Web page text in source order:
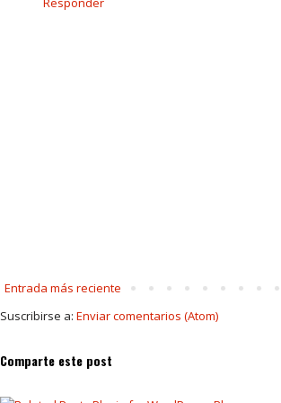
Entrada más reciente
Suscribirse a: Enviar comentarios (Atom)
Comparte este post